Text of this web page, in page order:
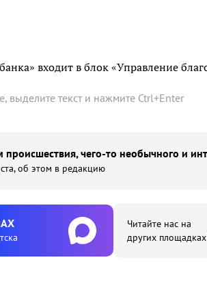
входит в блок «Управление
выделите текст и нажмите Ctrl+Enter
происшествия, чего-то необычного и
об этом в редакцию
Читайте нас на
других